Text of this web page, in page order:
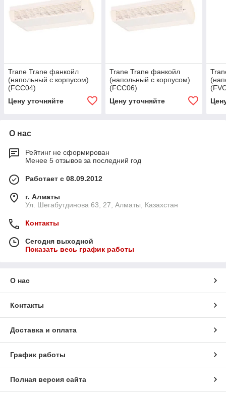
Trane Trane фанкойл
(напольный с корпусом)
(FCC04)
Цену уточняйте
Trane Trane фанкойл
(напольный с корпусом)
(FCC06)
Цену уточняйте
О нас
Рейтинг не сформирован
Менее 5 отзывов за последний год
Работает с 08.09.2012
г. Алматы
Ул. Шегабутдинова 63, 27, Алматы, Казахстан
Контакты
Сегодня выходной
Показать весь график работы
О нас
Контакты
Доставка и оплата
График работы
Полная версия сайта